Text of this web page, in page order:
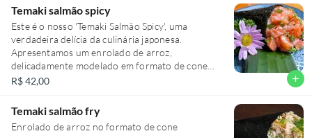
Temaki salmão spicy
Este é o nosso 'Temaki Salmão Spicy', uma
verdadeira delícia da culinária japonesa.
Apresentamos um enrolado de arroz,
delicadamente modelado em formato de cone
para proporcionar uma experiência única de
salmão, temperado com especiarias que
conferem um toque picante irresistível.
Acompanhado de uma alga especial,
R$ 42,00 add
Temaki salmão fry
Enrolado de arroz no formato de cone